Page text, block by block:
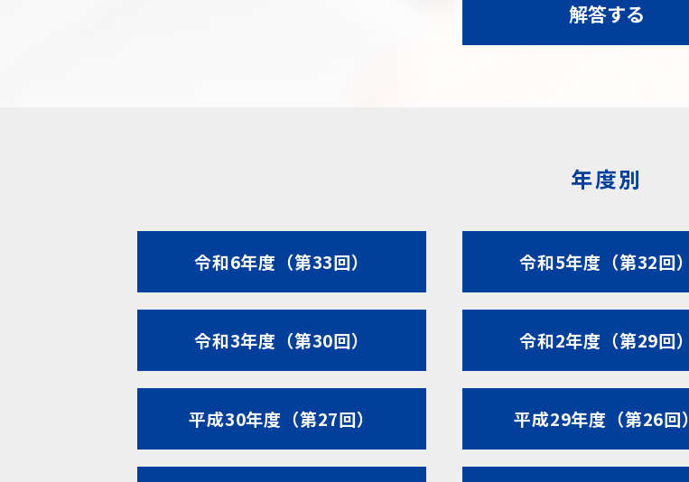
解答する
年度別
令和6年度（第33回） 令和5年度（第32回）
令和3年度（第30回） 令和2年度（第29回）
平成30年度（第27回） 平成29年度（第26回）